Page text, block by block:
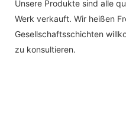
Unsere Produkte sind alle
Werk verkauft. Wir heißen
Gesellschaftsschichten
zu konsultieren.